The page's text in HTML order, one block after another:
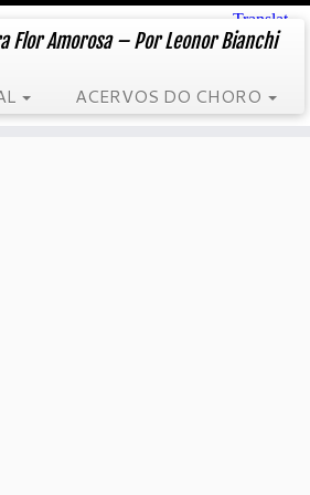
Flor Amorosa – Por Leonor Bianchi
ACERVOS DO CHORO